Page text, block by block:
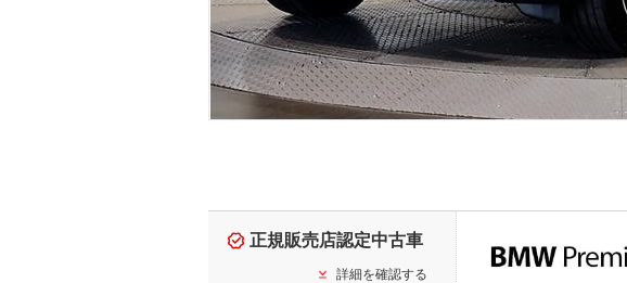
正規販売店認定中古車
詳細を確認する